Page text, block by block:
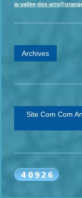
la-vallee-des-
Archives
Site Com Com